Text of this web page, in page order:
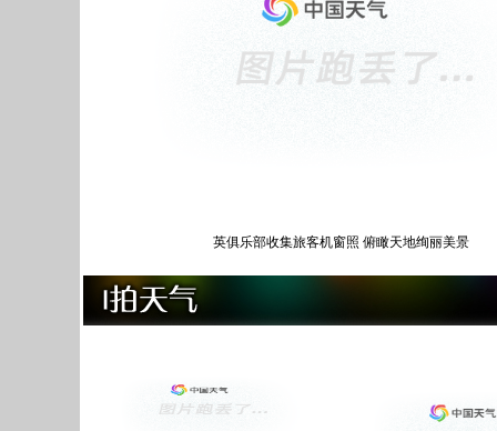
英俱乐部收集旅客机窗照 俯瞰天地绚丽美景